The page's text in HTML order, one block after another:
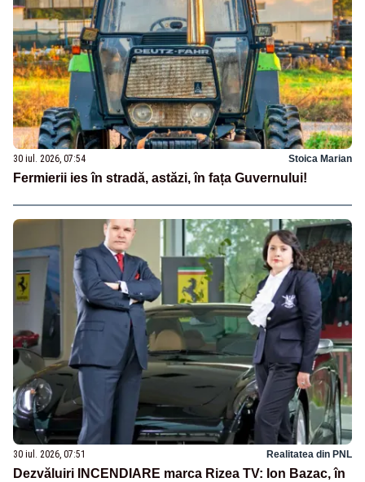
30 iul. 2026, 07:54 Stoica Marian
Fermierii ies în stradă, astăzi, în fața Guvernului!
30 iul. 2026, 07:51 Realitatea din PNL
Dezvăluiri INCENDIARE marca Rizea TV: Ion Bazac, în